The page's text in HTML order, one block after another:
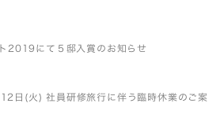
2019にて５邸入賞のお知らせ
日(火) 社員研修旅行に伴う臨時休業のご案